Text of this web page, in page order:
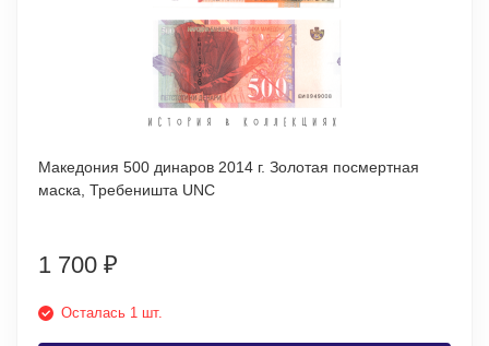
Македония 500 динаров 2014 г. Золотая посмертная
маска, Требеништа UNC
1 700 ₽
Осталась 1 шт.